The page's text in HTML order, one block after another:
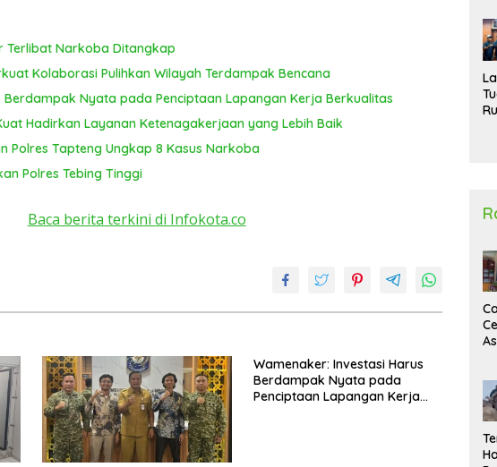
Terlibat Narkoba Ditangkap
Kolaborasi Pulihkan Wilayah Terdampak Bencana
Berdampak Nyata pada Penciptaan Lapangan Kerja Berkualitas
Hadirkan Layanan Ketenagakerjaan yang Lebih Baik
Polres Tapteng Ungkap 8 Kasus Narkoba
Polres Tebing Tinggi
Baca berita terkini di Infokota.co
Wamenaker: Investasi Harus
Berdampak Nyata pada
Penciptaan Lapangan Kerja